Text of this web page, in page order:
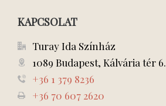
KAPCSOLAT
Turay Ida Színház
1089 Budapest, Kálvária tér 6.
+36 1 379 8236
+36 70 607 2620